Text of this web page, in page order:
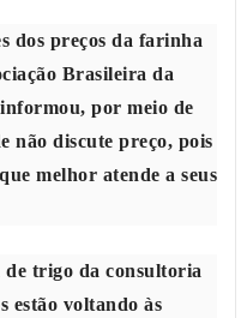
dos preços da farinha
Brasileira da
por meio de
não discute preço, pois
melhor atende a seus
de trigo da consultoria
estão voltando às